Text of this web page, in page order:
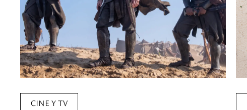
CINE Y TV